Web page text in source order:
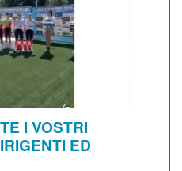
I VOSTRI
ED